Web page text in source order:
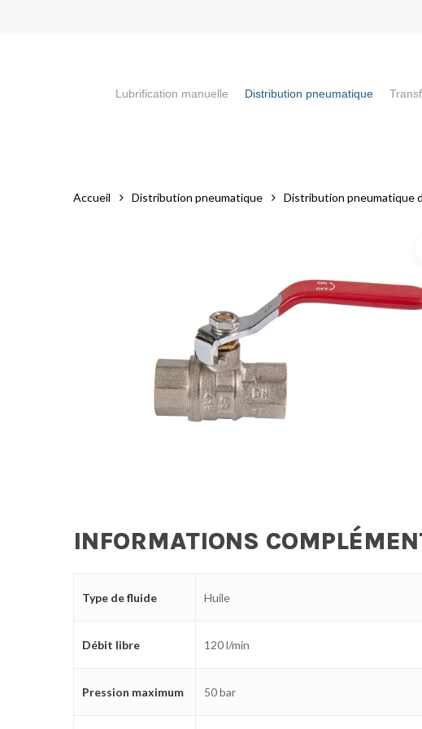
Lubrification manuelle Distribution pneumatique
Accueil Distribution pneumatique Distribution pneumatique
INFORMATIONS
Type de fluide Huile
Débit libre 120 l/min
Pression maximum 50 bar